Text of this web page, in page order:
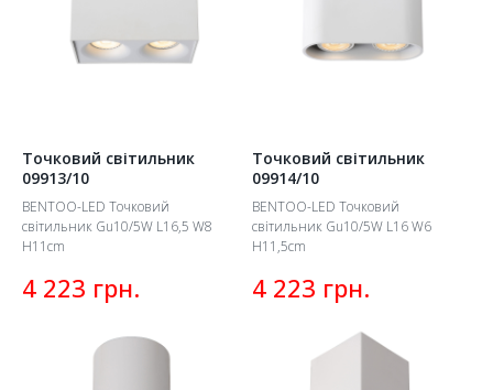
Точковий світильник
09913/10
BENTOO-LED Точковий
світильник Gu10/5W L16,5 W8
H11cm
4 223 грн.
Точковий світильник
09914/10
BENTOO-LED Точковий
світильник Gu10/5W L16 W6
H11,5cm
4 223 грн.